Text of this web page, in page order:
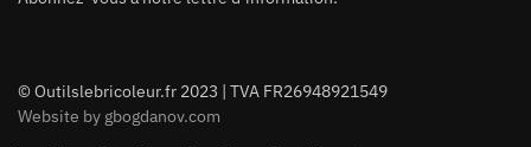
© Outilslebricoleur.fr 2023 | TVA FR26948921549
Website by gbogdanov.com